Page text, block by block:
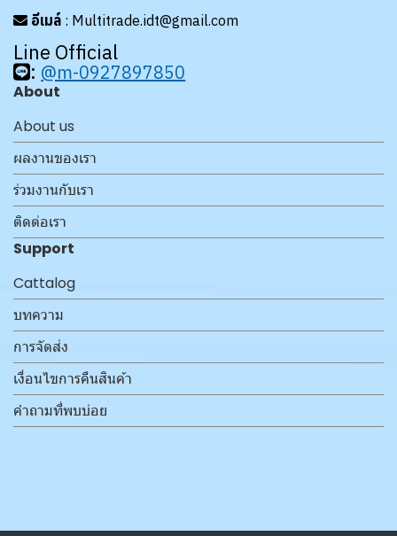
อีเมล์ : Multitrade.idt@gmail.com
Line Official
: @m-0927897850
About
About us
ผลงานของเรา
ร่วมงานกับเรา
ติดต่อเรา
Support
Cattalog
บทความ
การจัดส่ง
เงื่อนไขการคืนสินค้า
คำถามที่พบบ่อย